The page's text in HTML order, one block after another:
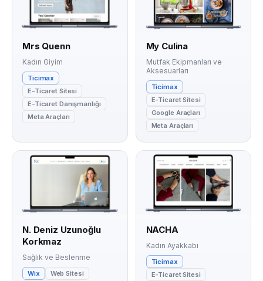
Mrs Quenn
Kadın Giyim
Ticimax
E-Ticaret Sitesi
E-Ticaret Danışmanlığı
Meta Araçları
My Culina
Mutfak Ekipmanları ve
Aksesuarları
Ticimax
E-Ticaret Sitesi
Google Araçları
Meta Araçları
N. Deniz Uzunoğlu
Korkmaz
Sağlık ve Beslenme
Wix
Web Sitesi
NACHA
Kadın Ayakkabı
Ticimax
E-Ticaret Sitesi